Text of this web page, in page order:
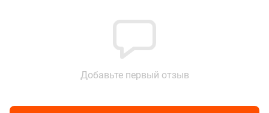
Добавьте первый отзыв